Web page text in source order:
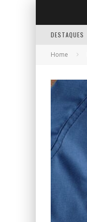
DESTAQUES
Home